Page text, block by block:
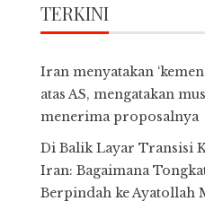
TERKINI
Iran menyatakan
atas AS, mengatakan
menerima proposalnya
Di Balik Layar Transisi
Iran: Bagaimana
Berpindah ke Ayatollah